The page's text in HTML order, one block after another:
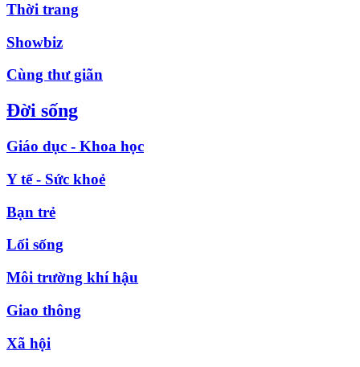
Thời trang
Showbiz
Cùng thư giãn
Đời sống
Giáo dục - Khoa học
Y tế - Sức khoẻ
Bạn trẻ
Lối sống
Môi trường khí hậu
Giao thông
Xã hội